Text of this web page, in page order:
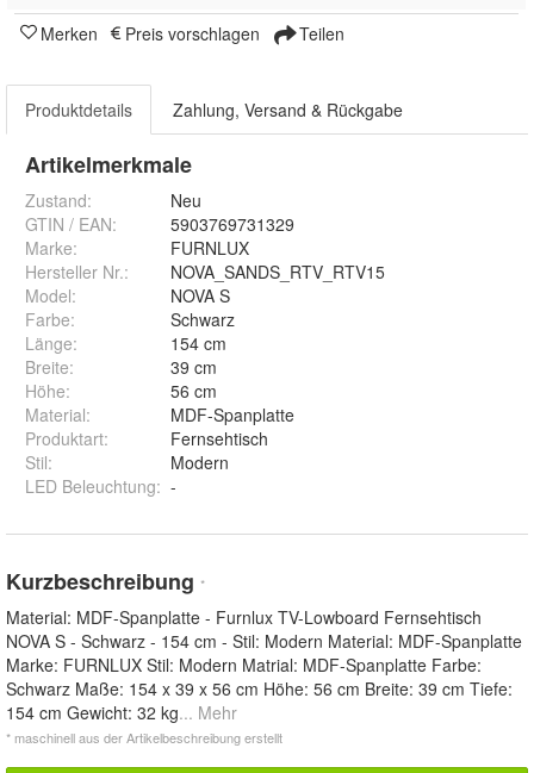
Merken Preis vorschlagen Teilen
Produktdetails Zahlung, Versand & Rückgabe
Artikelmerkmale
Zustand:
Neu
GTIN / EAN:
5903769731329
Marke:
FURNLUX
Hersteller Nr.:
NOVA_SANDS_RTV_RTV15
Model:
NOVA S
Farbe:
Schwarz
Länge:
154 cm
Breite:
39 cm
Höhe:
56 cm
Material:
MDF-Spanplatte
Produktart:
Fernsehtisch
Stil:
Modern
LED Beleuchtung: -
Kurzbeschreibung *
Material: MDF-Spanplatte - Furnlux TV-Lowboard Fernsehtisch
NOVA S - Schwarz - 154 cm - Stil: Modern Material: MDF-Spanplatte
Marke: FURNLUX Stil: Modern Matrial: MDF-Spanplatte Farbe:
Schwarz Maße: 154 x 39 x 56 cm Höhe: 56 cm Breite: 39 cm Tiefe:
154 cm Gewicht: 32 kg... Mehr
* maschinell aus der Artikelbeschreibung erstellt